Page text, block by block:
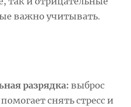
важно учитывать.
разрядка: выброс
снять стресс и